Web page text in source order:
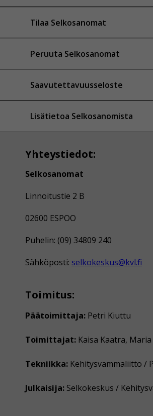
Tilaa Selkosanomat
Peruuta Selkosanomat
Saavutettavuusseloste
Lisätietoa Selkosanomista
Yhteystiedot:
Selkosanomat
Linnoitustie 2 B
02600 ESPOO
Puhelin: (09) 34809 240
Sähköposti: selkokeskus@kvl.fi
Toimitus:
Päätoimittaja: Petri Kiuttu
Toimittajat: Kaisa Kaatra,
Tekniikka: Kehitysvammaliitto /
Julkaisija: Selkokeskus /